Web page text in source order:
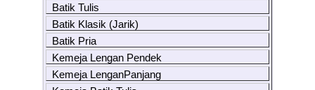
Batik Tulis
Batik Klasik (Jarik)
Batik Pria
Kemeja Lengan Pendek
Kemeja LenganPanjang